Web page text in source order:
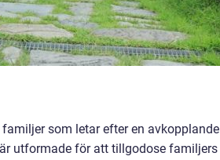
som letar efter en avkopplande
utformade för att tillgodose familjers